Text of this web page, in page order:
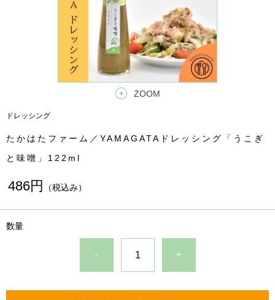
ZOOM
ドレッシング
たかはたファーム／YAMAGATAドレッシング「うこぎ
と味噌」122ml
486円 （税込み）
数量
- +